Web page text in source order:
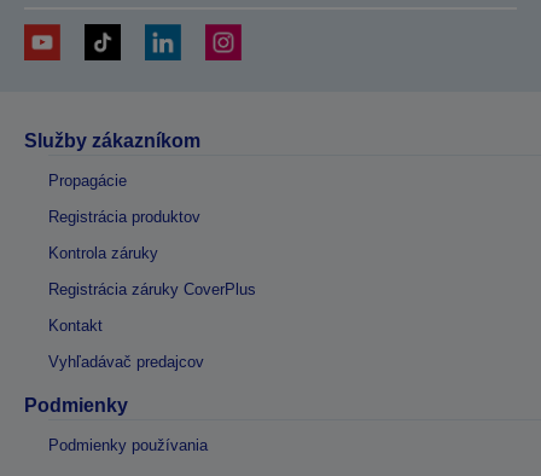
Služby zákazníkom
Propagácie
Registrácia produktov
Kontrola záruky
Registrácia záruky CoverPlus
Kontakt
Vyhľadávač predajcov
Podmienky
Podmienky používania